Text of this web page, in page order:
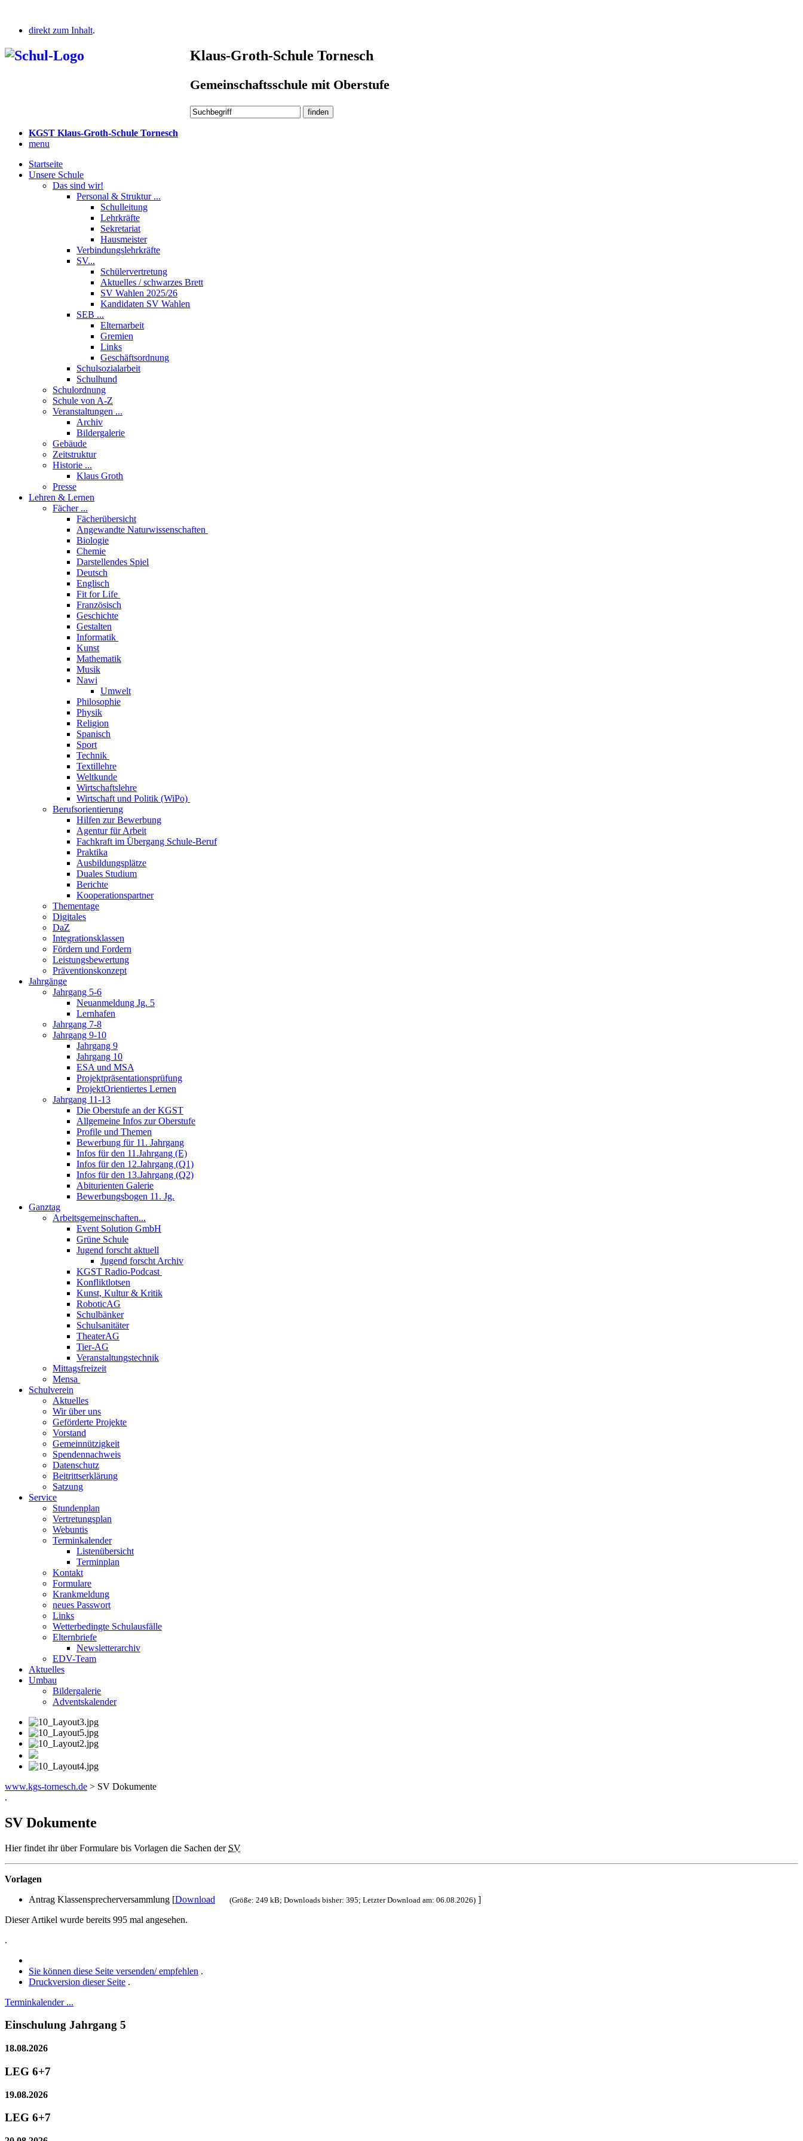
direkt zum Inhalt.
Klaus-Groth-Schule Tornesch
Gemeinschaftsschule mit Oberstufe
KGST Klaus-Groth-Schule Tornesch
menu
Startseite
Unsere Schule
Das sind wir!
Personal & Struktur ...
Schulleitung
Lehrkräfte
Sekretariat
Hausmeister
Verbindungslehrkräfte
SV...
Schülervertretung
Aktuelles / schwarzes Brett
SV Wahlen 2025/26
Kandidaten SV Wahlen
SEB ...
Elternarbeit
Gremien
Links
Geschäftsordnung
Schulsozialarbeit
Schulhund
Schulordnung
Schule von A-Z
Veranstaltungen ...
Archiv
Bildergalerie
Gebäude
Zeitstruktur
Historie ...
Klaus Groth
Presse
Lehren & Lernen
Fächer ...
Fächerübersicht
Angewandte Naturwissenschaften
Biologie
Chemie
Darstellendes Spiel
Deutsch
Englisch
Fit for Life
Französisch
Geschichte
Gestalten
Informatik
Kunst
Mathematik
Musik
Nawi
Umwelt
Philosophie
Physik
Religion
Spanisch
Sport
Technik
Textillehre
Weltkunde
Wirtschaftslehre
Wirtschaft und Politik (WiPo)
Berufsorientierung
Hilfen zur Bewerbung
Agentur für Arbeit
Fachkraft im Übergang Schule-Beruf
Praktika
Ausbildungsplätze
Duales Studium
Berichte
Kooperationspartner
Thementage
Digitales
DaZ
Integrationsklassen
Fördern und Fordern
Leistungsbewertung
Präventionskonzept
Jahrgänge
Jahrgang 5-6
Neuanmeldung Jg. 5
Lernhafen
Jahrgang 7-8
Jahrgang 9-10
Jahrgang 9
Jahrgang 10
ESA und MSA
Projektpräsentationsprüfung
ProjektOrientiertes Lernen
Jahrgang 11-13
Die Oberstufe an der KGST
Allgemeine Infos zur Oberstufe
Profile und Themen
Bewerbung für 11. Jahrgang
Infos für den 11.Jahrgang (E)
Infos für den 12.Jahrgang (Q1)
Infos für den 13.Jahrgang (Q2)
Abiturienten Galerie
Bewerbungsbogen 11. Jg.
Ganztag
Arbeitsgemeinschaften...
Event Solution GmbH
Grüne Schule
Jugend forscht aktuell
Jugend forscht Archiv
KGST Radio-Podcast
Konfliktlotsen
Kunst, Kultur & Kritik
RoboticAG
Schulbänker
Schulsanitäter
TheaterAG
Tier-AG
Veranstaltungstechnik
Mittagsfreizeit
Mensa
Schulverein
Aktuelles
Wir über uns
Geförderte Projekte
Vorstand
Gemeinnützigkeit
Spendennachweis
Datenschutz
Beitrittserklärung
Satzung
Service
Stundenplan
Vertretungsplan
Webuntis
Terminkalender
Listenübersicht
Terminplan
Kontakt
Formulare
Krankmeldung
neues Passwort
Links
Wetterbedingte Schulausfälle
Elternbriefe
Newsletterarchiv
EDV-Team
Aktuelles
Umbau
Bildergalerie
Adventskalender
www.kgs-tornesch.de > SV Dokumente
.
SV Dokumente
Hier findet ihr über Formulare bis Vorlagen die Sachen der SV
Vorlagen
Antrag Klassensprecherversammlung [Download (Größe: 249 kB; Downloads bisher: 395; Letzter Download am: 06.08.2026) ]
Dieser Artikel wurde bereits 995 mal angesehen.
.
Sie können diese Seite versenden/ empfehlen .
Druckversion dieser Seite .
Terminkalender ...
Einschulung Jahrgang 5
18.08.2026
LEG 6+7
19.08.2026
LEG 6+7